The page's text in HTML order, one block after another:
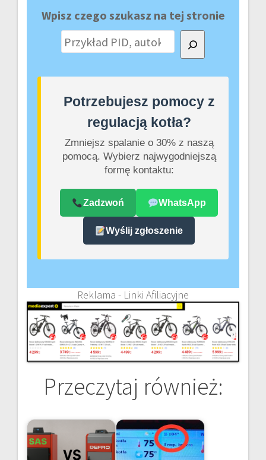
Wpisz czego szukasz na tej stronie
Szukaj
Potrzebujesz pomocy z
regulacją kotła?
Zmniejsz spalanie o 30% z naszą
pomocą. Wybierz najwygodniejszą
formę kontaktu:
Zadzwoń WhatsApp
Wyślij zgłoszenie
Reklama - Linki Afiliacyjne
Przeczytaj również: